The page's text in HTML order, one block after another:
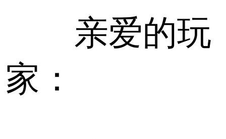
亲爱的玩
家：